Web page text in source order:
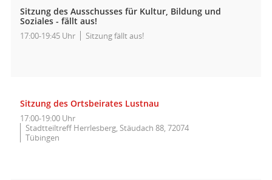
Sitzung des Ausschusses für Kultur, Bildung und
Soziales - fällt aus!
17:00-19:45 Uhr Sitzung fällt aus!
Sitzung des Ortsbeirates Lustnau
17:00-19:00 Uhr
Stadtteiltreff Herrlesberg, Stäudach 88, 72074
Tübingen